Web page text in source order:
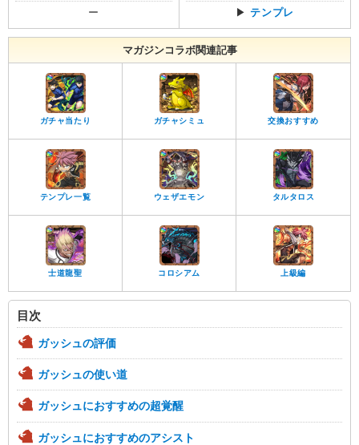
ー
▶︎テンプレ
マガジンコラボ関連記事
ガチャ当たり ガチャシミュ 交換おすすめ
テンプレ一覧 ウェザエモン タルタロス
士道龍聖 コロシアム 上級編
目次
ガッシュの評価
ガッシュの使い道
ガッシュにおすすめの超覚醒
ガッシュにおすすめのアシスト